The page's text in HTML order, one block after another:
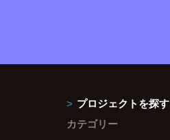
プロジェクトを探す
カテゴリー